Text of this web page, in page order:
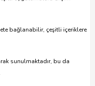
bağlanabilir, çeşitli içeriklere
sunulmaktadır, bu da